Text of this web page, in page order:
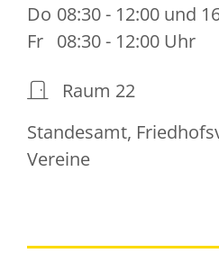
Do 08:30 - 12:00 und
Fr 08:30 - 12:00 Uhr
Raum 22
Standesamt,
Vereine